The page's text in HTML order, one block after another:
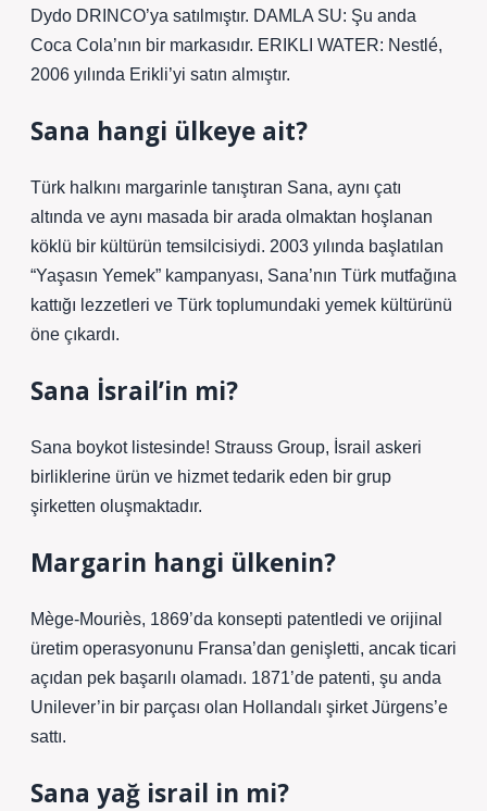
Dydo DRINCO’ya satılmıştır. DAMLA SU: Şu anda
Coca Cola’nın bir markasıdır. ERIKLI WATER: Nestlé,
2006 yılında Erikli’yi satın almıştır.
Sana hangi ülkeye ait?
Türk halkını margarinle tanıştıran Sana, aynı çatı
altında ve aynı masada bir arada olmaktan hoşlanan
köklü bir kültürün temsilcisiydi. 2003 yılında başlatılan
“Yaşasın Yemek” kampanyası, Sana’nın Türk mutfağına
kattığı lezzetleri ve Türk toplumundaki yemek kültürünü
öne çıkardı.
Sana İsrail’in mi?
Sana boykot listesinde! Strauss Group, İsrail askeri
birliklerine ürün ve hizmet tedarik eden bir grup
şirketten oluşmaktadır.
Margarin hangi ülkenin?
Mège-Mouriès, 1869’da konsepti patentledi ve orijinal
üretim operasyonunu Fransa’dan genişletti, ancak ticari
açıdan pek başarılı olamadı. 1871’de patenti, şu anda
Unilever’in bir parçası olan Hollandalı şirket Jürgens’e
sattı.
Sana yağ israil in mi?